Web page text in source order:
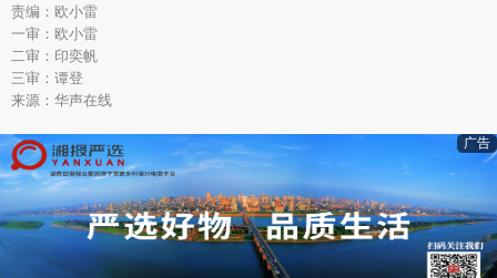
责编：欧小雷
一审：欧小雷
二审：印奕帆
三审：谭登
来源：华声在线
广告